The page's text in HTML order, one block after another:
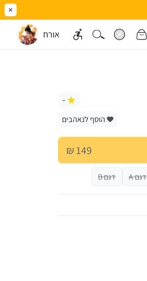
×
אורח
-
הוסף לנאהבים
149 ₪
דגם A דגם B